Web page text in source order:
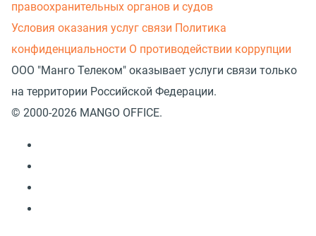
правоохранительных органов и судов
Условия оказания услуг связи Политика
конфиденциальности О противодействии коррупции
ООО "Манго Телеком" оказывает услуги связи только
на территории Российской Федерации.
© 2000-2026 MANGO OFFICE.